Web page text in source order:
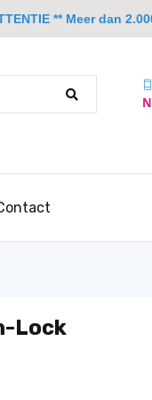
Lock
** Meer dan